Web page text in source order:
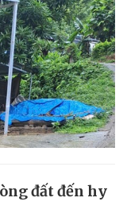
đất đến hy